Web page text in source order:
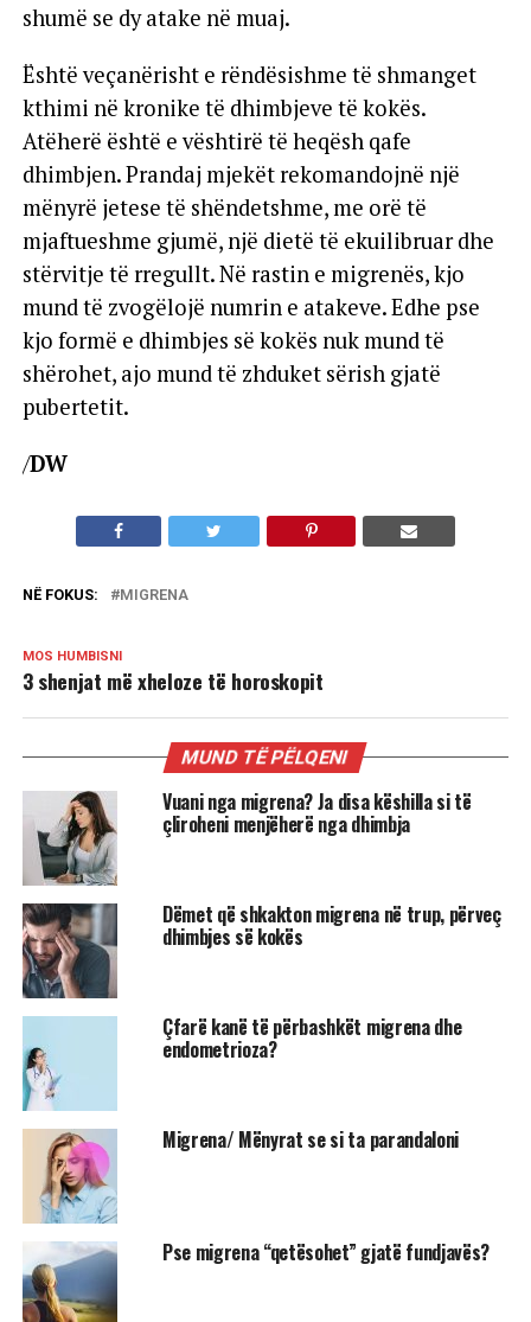
shumë se dy atake në muaj.
Është veçanërisht e rëndësishme të shmanget
kthimi në kronike të dhimbjeve të kokës.
Atëherë është e vështirë të heqësh qafe
dhimbjen. Prandaj mjekët rekomandojnë një
mënyrë jetese të shëndetshme, me orë të
mjaftueshme gjumë, një dietë të ekuilibruar dhe
stërvitje të rregullt. Në rastin e migrenës, kjo
mund të zvogëlojë numrin e atakeve. Edhe pse
kjo formë e dhimbjes së kokës nuk mund të
shërohet, ajo mund të zhduket sërish gjatë
pubertetit.
/DW
NË FOKUS: MIGRENA
MOS HUMBISNI
3 shenjat më xheloze të horoskopit
MUND TË PËLQENI
Vuani nga migrena? Ja disa këshilla si të
çliroheni menjëherë nga dhimbja
Dëmet që shkakton migrena në trup, përveç
dhimbjes së kokës
Çfarë kanë të përbashkët migrena dhe
endometrioza?
Migrena/ Mënyrat se si ta parandaloni
Pse migrena “qetësohet” gjatë fundjavës?